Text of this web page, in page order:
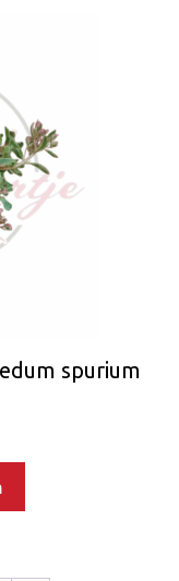
spurium